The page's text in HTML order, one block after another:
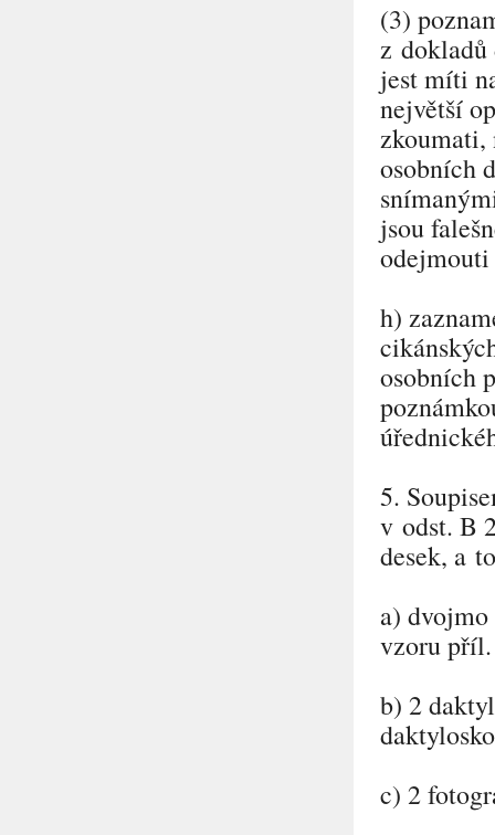
(3)
z dokladů
jest míti
největší
zkoumati,
osobních
jsou
h)
osobních
5.
v odst. B
desek, a
a)
vzoru
b) 2
c) 2